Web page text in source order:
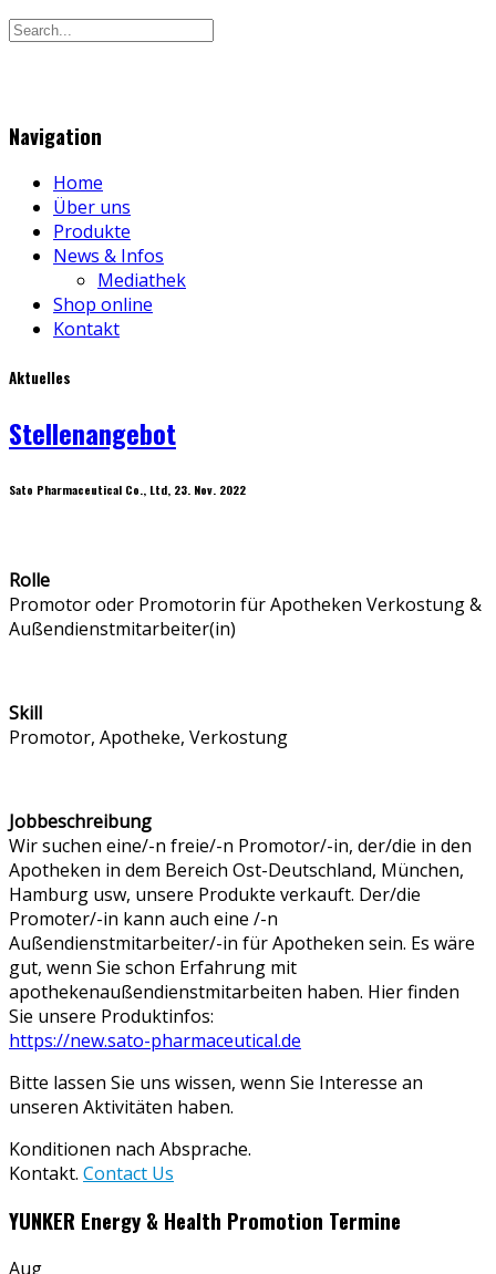
Navigation
Home
Über uns
Produkte
News & Infos
Mediathek
Shop online
Kontakt
Aktuelles
Stellenangebot
Sato Pharmaceutical Co., Ltd, 23. Nov. 2022
Rolle
Promotor oder Promotorin für Apotheken Verkostung &
Außendienstmitarbeiter(in)
Skill
Promotor, Apotheke, Verkostung
Jobbeschreibung
Wir suchen eine/-n freie/-n Promotor/-in, der/die in den
Apotheken in dem Bereich Ost-Deutschland, München,
Hamburg usw, unsere Produkte verkauft. Der/die
Promoter/-in kann auch eine /-n
Außendienstmitarbeiter/-in für Apotheken sein. Es wäre
gut, wenn Sie schon Erfahrung mit
apothekenaußendienstmitarbeiten haben. Hier finden
Sie unsere Produktinfos:
https://new.sato-pharmaceutical.de
Bitte lassen Sie uns wissen, wenn Sie Interesse an
unseren Aktivitäten haben.
Konditionen nach Absprache.
Kontakt. Contact Us
YUNKER Energy & Health Promotion Termine
Aug